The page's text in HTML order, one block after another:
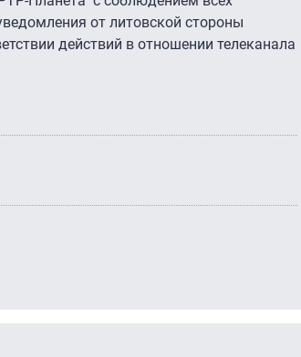
от литовской стороны
действий в отношении телеканала